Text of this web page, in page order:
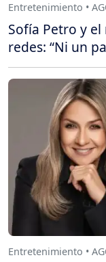
Entretenimiento •
Sofía Petro y
redes: “Ni un
Entretenimiento •